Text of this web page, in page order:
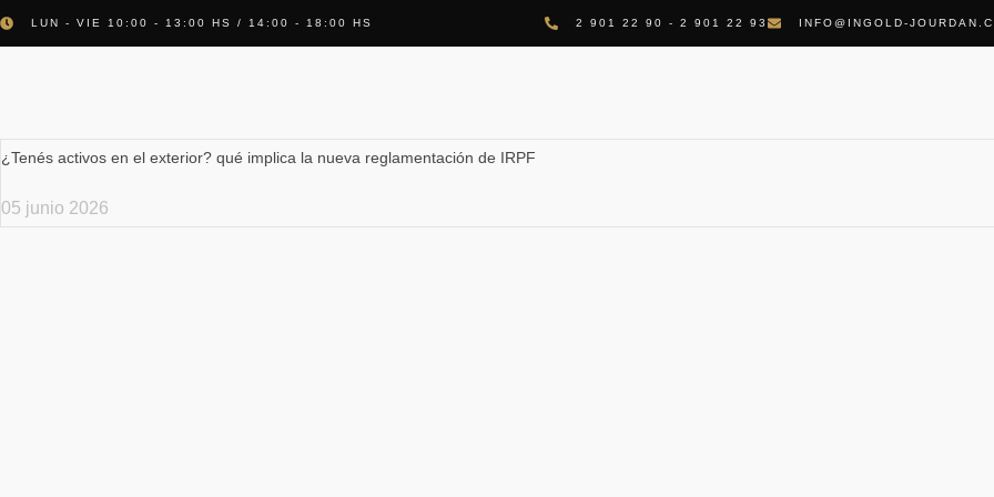
LUN - VIE 10:00 - 13:00 HS / 14:00 - 18:00 HS 2 901 22 90 - 2 901 22 93 INFO@INGOLD-
¿Tenés activos en el exterior? qué implica la nueva reglamentación de IRPF
05 junio 2026